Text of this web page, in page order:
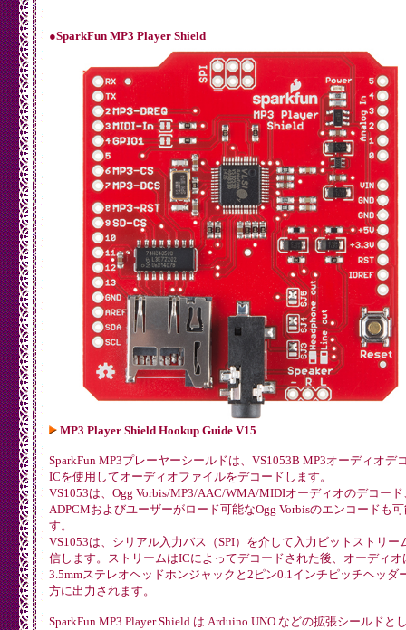
●SparkFun MP3 Player Shield
MP3 Player Shield Hookup Guide V15
SparkFun MP3プレーヤーシールドは、VS1053B MP3オーディオデ
ICを使用してオーディオファイルをデコードします。
VS1053は、Ogg Vorbis/MP3/AAC/WMA/MIDIオーディオのデコー
ADPCMおよびユーザーがロード可能なOgg Vorbisのエンコードも
す。
VS1053は、シリアル入力バス（SPI）を介して入力ビットストリー
信します。ストリームはICによってデコードされた後、オーディオ
3.5mmステレオヘッドホンジャックと2ピン0.1インチピッチヘッダ
方に出力されます。
SparkFun MP3 Player Shield は Arduino UNO などの拡張シールドと